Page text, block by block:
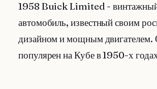
1958 Buick Limited -
автомобиль, известный своим
дизайном и мощным
популярен на Кубе в 1950-х